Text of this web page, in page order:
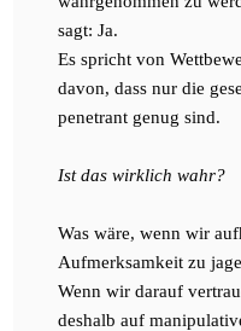
sagt: Ja.
Es spricht von
davon, dass nur die
penetrant genug sind.
Ist das wirklich wahr?
Was wäre, wenn wir
Aufmerksamkeit zu
Wenn wir darauf
deshalb auf